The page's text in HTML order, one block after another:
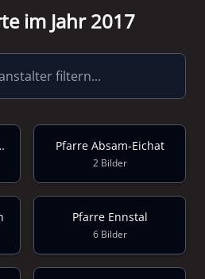
im Jahr 2017
Ybbs Pfarre Absam-Eichat
2 Bilder
Pfarre Ennstal
6 Bilder